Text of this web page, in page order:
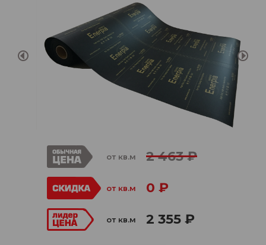
от кв.м 2 463 ₽
от кв.м 0 ₽
от кв.м 2 355 ₽